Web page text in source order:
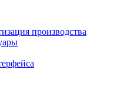
производства